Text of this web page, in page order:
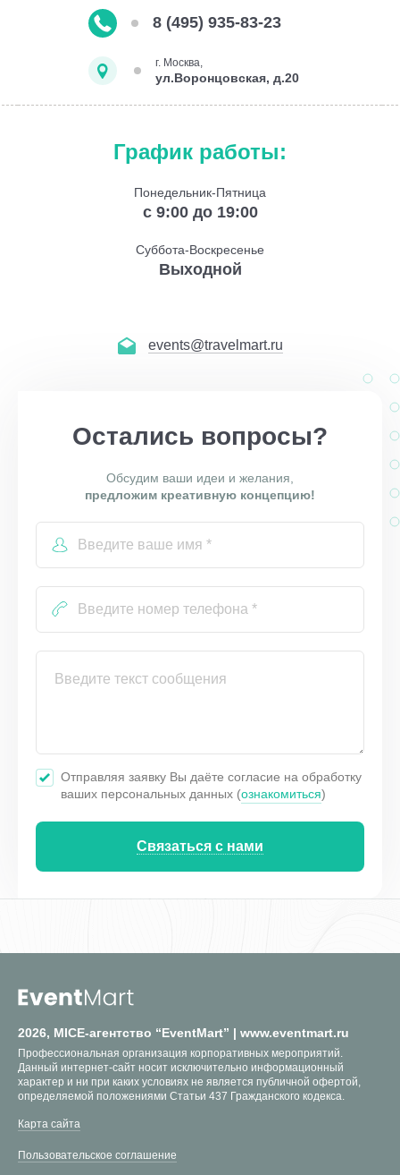
8 (495) 935-83-23
г. Москва,
ул.Воронцовская, д.20
График работы:
Понедельник-Пятница
с 9:00 до 19:00
Суббота-Воскресенье
Выходной
events@travelmart.ru
Остались вопросы?
Обсудим ваши идеи и желания,
предложим креативную концепцию!
Отправляя заявку Вы даёте согласие на обработку
ваших персональных данных (ознакомиться)
Связаться с нами
2026, MICE-агентство “EventMart” | www.eventmart.ru
Профессиональная организация корпоративных мероприятий.
Данный интернет-сайт носит исключительно информационный
характер и ни при каких условиях не является публичной офертой,
определяемой положениями Статьи 437 Гражданского кодекса.
Карта сайта
Пользовательское соглашение